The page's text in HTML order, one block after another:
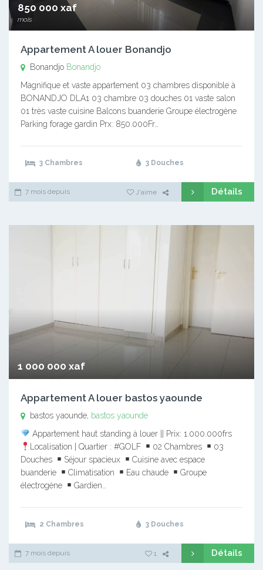
850 000 xaf
mois
Appartement A louer Bonandjo
Bonandjo Bonandjo
Magnifique et vaste appartement 03 chambres disponible à
BONANDJO DLA1 03 chambre 03 douches 01 vaste salon
01 très vaste cuisine Balcons buanderie Groupe électrogène
Parking forage gardin Prx: 850.000Fr…
3 Chambres 3 Douches
7 mois depuis J'aime Détails
1 000 000 xaf
Appartement A louer bastos yaounde
bastos yaounde, bastos yaounde
Appartement haut standing à louer || Prix: 1.000.000frs
Localisation | Quartier : #GOLF
02 Chambres
03
Douches
Séjour spacieux
Cuisine avec espace
buanderie
Climatisation Eau chaude
Groupe
électrogène
Gardien…
2 Chambres 3 Douches
7 mois depuis 1 Détails